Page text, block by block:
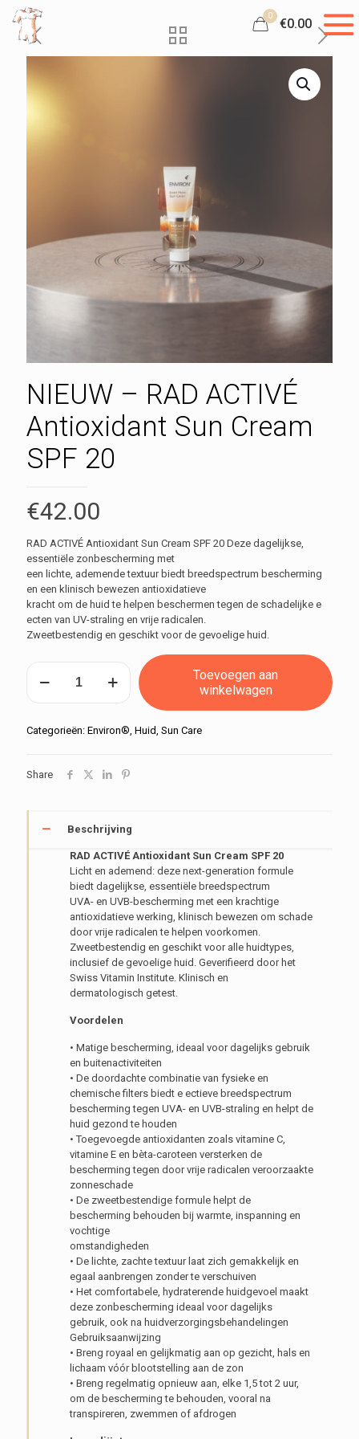
0
€0.00
NIEUW – RAD ACTIVÉ
Antioxidant Sun Cream
SPF 20
€42.00
RAD ACTIVÉ Antioxidant Sun Cream SPF 20 Deze dagelijkse,
essentiële zonbescherming met
een lichte, ademende textuur biedt breedspectrum bescherming
en een klinisch bewezen antioxidatieve
kracht om de huid te helpen beschermen tegen de schadelijke e
ecten van UV-straling en vrije radicalen.
Zweetbestendig en geschikt voor de gevoelige huid.
NIEUW
RAD
Antioxidant
SPF
Toevoegen aan
winkelwagen
Categorieën: Environ®, Huid, Sun Care
Share
Beschrijving
RAD ACTIVÉ Antioxidant Sun Cream SPF 20
Licht en ademend: deze next-generation formule
biedt dagelijkse, essentiële breedspectrum
UVA- en UVB-bescherming met een krachtige
antioxidatieve werking, klinisch bewezen om schade
door vrije radicalen te helpen voorkomen.
Zweetbestendig en geschikt voor alle huidtypes,
inclusief de gevoelige huid. Geverifieerd door het
Swiss Vitamin Institute. Klinisch en
dermatologisch getest.
Voordelen
• Matige bescherming, ideaal voor dagelijks gebruik
en buitenactiviteiten
• De doordachte combinatie van fysieke en
chemische filters biedt e ectieve breedspectrum
bescherming tegen UVA- en UVB-straling en helpt de
huid gezond te houden
• Toegevoegde antioxidanten zoals vitamine C,
vitamine E en bèta-caroteen versterken de
bescherming tegen door vrije radicalen veroorzaakte
zonneschade
• De zweetbestendige formule helpt de
bescherming behouden bij warmte, inspanning en
vochtige
omstandigheden
• De lichte, zachte textuur laat zich gemakkelijk en
egaal aanbrengen zonder te verschuiven
• Het comfortabele, hydraterende huidgevoel maakt
deze zonbescherming ideaal voor dagelijks
gebruik, ook na huidverzorgingsbehandelingen
Gebruiksaanwijzing
• Breng royaal en gelijkmatig aan op gezicht, hals en
lichaam vóór blootstelling aan de zon
• Breng regelmatig opnieuw aan, elke 1,5 tot 2 uur,
om de bescherming te behouden, vooral na
transpireren, zwemmen of afdrogen